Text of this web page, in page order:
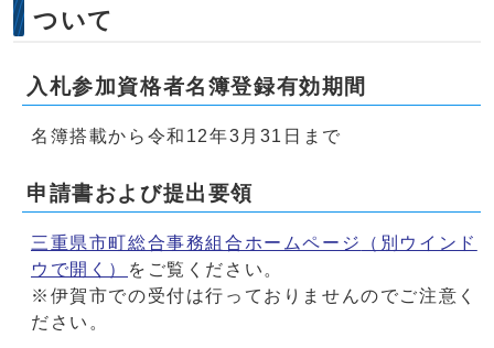
ついて
入札参加資格者名簿登録有効期間
名簿搭載から令和12年3月31日まで
申請書および提出要領
三重県市町総合事務組合ホームページ
（別ウインド
ウで開く）
をご覧ください。
※伊賀市での受付は行っておりませんのでご注意く
ださい。